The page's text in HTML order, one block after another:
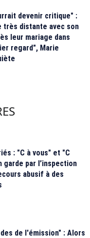
devenir critique" :
très distante avec son
leur mariage dans
regard", Marie
: "C à vous" et "C
garde par l’inspection
abusif à des
de l'émission" : Alors